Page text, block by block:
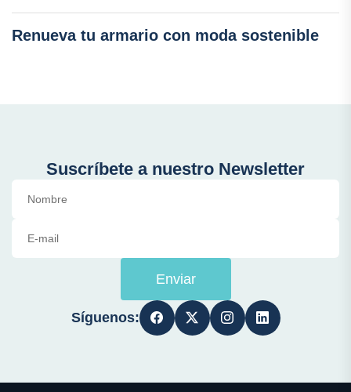
Renueva tu armario con moda sostenible
Suscríbete a nuestro Newsletter
Enviar
Síguenos: